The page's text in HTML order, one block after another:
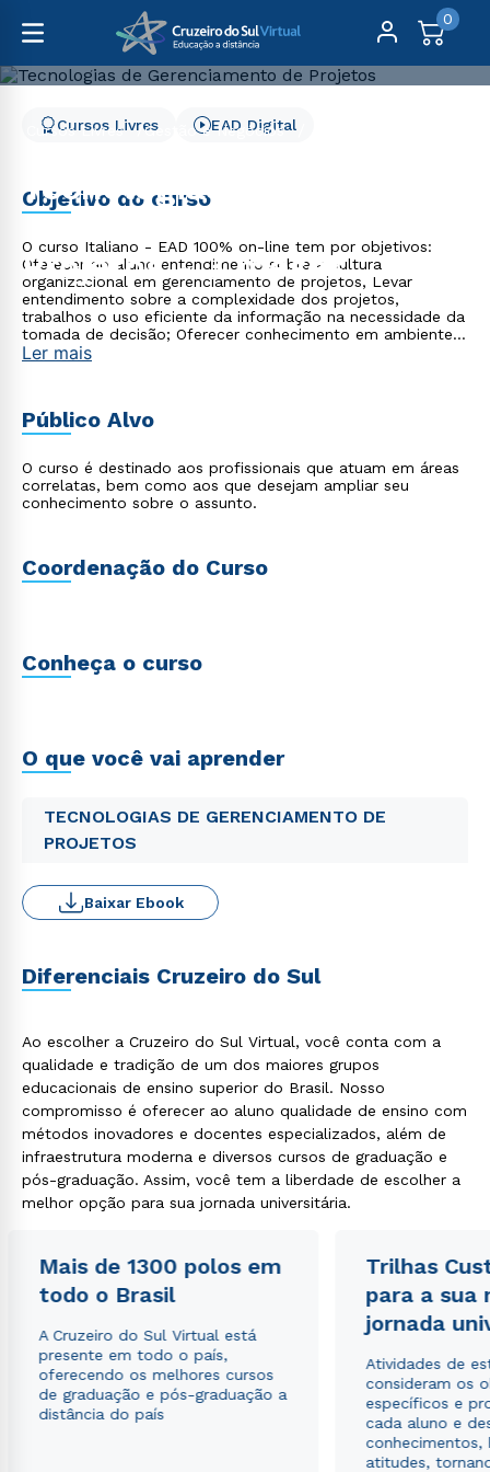
0
Cursos Livres
Gestão e Negócios
Tecnologias de
Gerenciamento de
Projetos - 3 meses
Cursos Livres EAD Digital
Objetivo do curso
O curso Italiano - EAD 100% on-line tem por objetivos:
Oferecer ao aluno entendimento sobre a cultura
organizacional em gerenciamento de projetos, Levar
entendimento sobre a complexidade dos projetos,
trabalhos o uso eficiente da informação na necessidade da
tomada de decisão; Oferecer conhecimento em ambientes
de projeto.
Ler mais
Público Alvo
O curso é destinado aos profissionais que atuam em áreas
correlatas, bem como aos que desejam ampliar seu
conhecimento sobre o assunto.
Coordenação do Curso
Conheça o curso
O que você vai aprender
TECNOLOGIAS DE GERENCIAMENTO DE
PROJETOS
Baixar Ebook
Diferenciais Cruzeiro do Sul
Ao escolher a Cruzeiro do Sul Virtual, você conta com a
qualidade e tradição de um dos maiores grupos
educacionais de ensino superior do Brasil. Nosso
compromisso é oferecer ao aluno qualidade de ensino com
métodos inovadores e docentes especializados, além de
infraestrutura moderna e diversos cursos de graduação e
pós-graduação. Assim, você tem a liberdade de escolher a
melhor opção para sua jornada universitária.
Mais de 1300 polos em
todo o Brasil
A Cruzeiro do Sul Virtual está
presente em todo o país,
oferecendo os melhores cursos
de graduação e pós-graduação a
distância do país
Trilhas
para a sua
jornada
Atividades de
consideram os
específicos e
cada aluno e
conhecimentos,
atitudes,